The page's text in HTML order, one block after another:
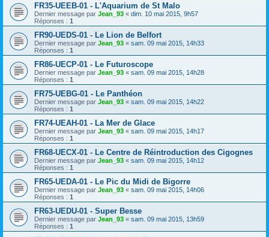
FR35-UEEB-01 - L'Aquarium de St Malo
Dernier message par Jean_93 « dim. 10 mai 2015, 9h57
Réponses : 1
FR90-UEDS-01 - Le Lion de Belfort
Dernier message par Jean_93 « sam. 09 mai 2015, 14h33
Réponses : 1
FR86-UECP-01 - Le Futuroscope
Dernier message par Jean_93 « sam. 09 mai 2015, 14h28
Réponses : 1
FR75-UEBG-01 - Le Panthéon
Dernier message par Jean_93 « sam. 09 mai 2015, 14h22
Réponses : 1
FR74-UEAH-01 - La Mer de Glace
Dernier message par Jean_93 « sam. 09 mai 2015, 14h17
Réponses : 1
FR68-UECX-01 - Le Centre de Réintroduction des Cigognes
Dernier message par Jean_93 « sam. 09 mai 2015, 14h12
Réponses : 1
FR65-UEDA-01 - Le Pic du Midi de Bigorre
Dernier message par Jean_93 « sam. 09 mai 2015, 14h06
Réponses : 1
FR63-UEDU-01 - Super Besse
Dernier message par Jean_93 « sam. 09 mai 2015, 13h59
Réponses : 1